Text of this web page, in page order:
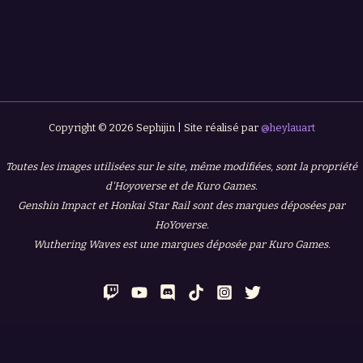
Copyright © 2026 Sephijin | Site réalisé par @heylauart
Toutes les images utilisées sur le site, même modifiées, sont la propriété
d'Hoyoverse et de Kuro Games.
Genshin Impact et Honkai Star Rail sont des marques déposées par
HoYoverse.
Wuthering Waves est une marques déposée par Kuro Games.